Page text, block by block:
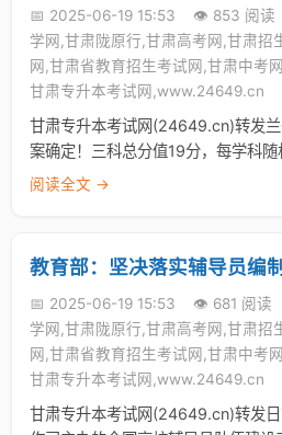
📅 2025-06-19 15:53 👁️ 853 阅读
学网,甘肃陇原行,甘肃高考网,甘肃招
网,甘肃省教育招生考试网,甘肃中考
甘肃专升本考试网,www.24649.cn
甘肃专升本考试网(24649.cn)转发
案确定！三科总分值19分，每学科随
阅读全文 →
教育部：坚决落实辅导员编制
📅 2025-06-19 15:53 👁️ 681 阅读
学网,甘肃陇原行,甘肃高考网,甘肃招
网,甘肃省教育招生考试网,甘肃中考
甘肃专升本考试网,www.24649.cn
甘肃专升本考试网(24649.cn)转发